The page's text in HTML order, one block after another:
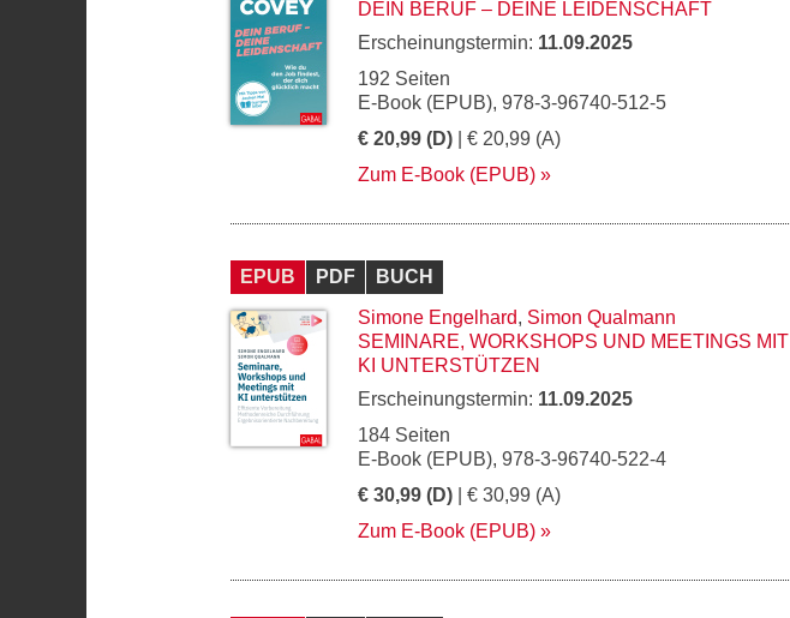
DEIN BERUF – DEINE LEIDENSCHAFT
Erscheinungstermin: 11.09.2025
192 Seiten
E-Book (EPUB), 978-3-96740-512-5
€ 20,99 (D) | € 20,99 (A)
Zum E-Book (EPUB)
EPUB PDF
BUCH
Simone Engelhard, Simon Qualmann
SEMINARE, WORKSHOPS UND MEETINGS MIT
KI UNTERSTÜTZEN
Erscheinungstermin: 11.09.2025
184 Seiten
E-Book (EPUB), 978-3-96740-522-4
€ 30,99 (D) | € 30,99 (A)
Zum E-Book (EPUB)